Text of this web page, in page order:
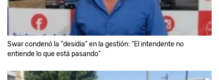
Swar condenó la "desidia" en la gestión: "El intendente no
entiende lo que está pasando"